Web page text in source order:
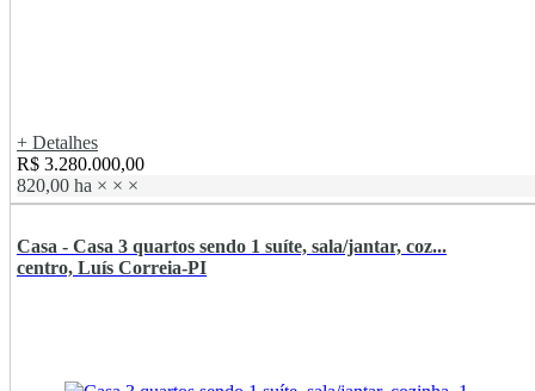
+ Detalhes
R$ 3.280.000,00
820,00 ha × × ×
Casa - Casa 3 quartos sendo 1 suíte, sala/jantar, coz...
centro, Luís Correia-PI